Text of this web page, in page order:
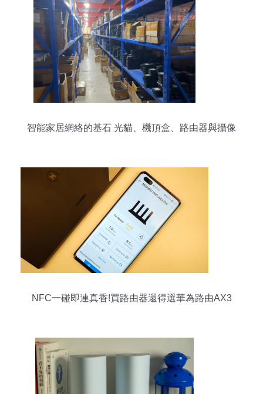
智能家居網絡的基石 光貓、機頂盒、路由器與攝像
NFC一碰即連真香!買路由器還得選華為路由AX3